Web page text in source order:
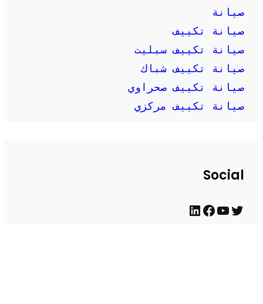
صيانة
صيانة تكييف
صيانة تكييف سبليت
صيانة تكييف شباك
صيانة تكييف صحراوي
صيانة تكييف مركزي
Social
ت ي ف ل